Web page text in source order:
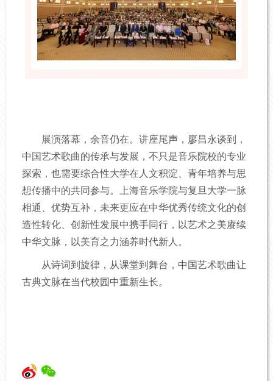
展演落幕，余音仍在。讲座尾声，廖昌永谈到，
中国艺术歌曲的传承与发展，不只是音乐院校的专业
探索，也需要综合性大学在人文积淀、青年培养与思
想传播中的共同参与。上海音乐学院与复旦大学一脉
相通、优势互补，未来更应在中华优秀传统文化的创
造性转化、创新性发展中携手同行，以艺术之美赓续
中华文脉，以美育之力涵养时代新人。
从诗词到旋律，从课堂到舞台，中国艺术歌曲让
古典文脉在当代校园中重新生长。